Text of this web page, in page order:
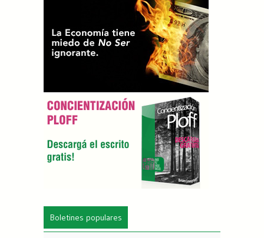
Boletines populares